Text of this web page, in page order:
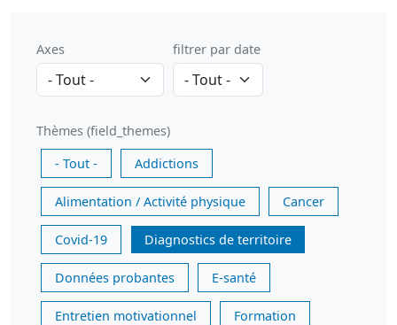
Axes filtrer par date
Thèmes (field_themes)
- Tout -
Addictions
Alimentation / Activité physique Cancer
Covid-19 Diagnostics de territoire
Données probantes E-santé
Entretien motivationnel Formation